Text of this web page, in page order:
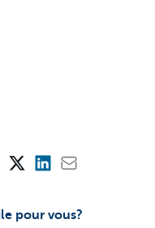
pour vous?